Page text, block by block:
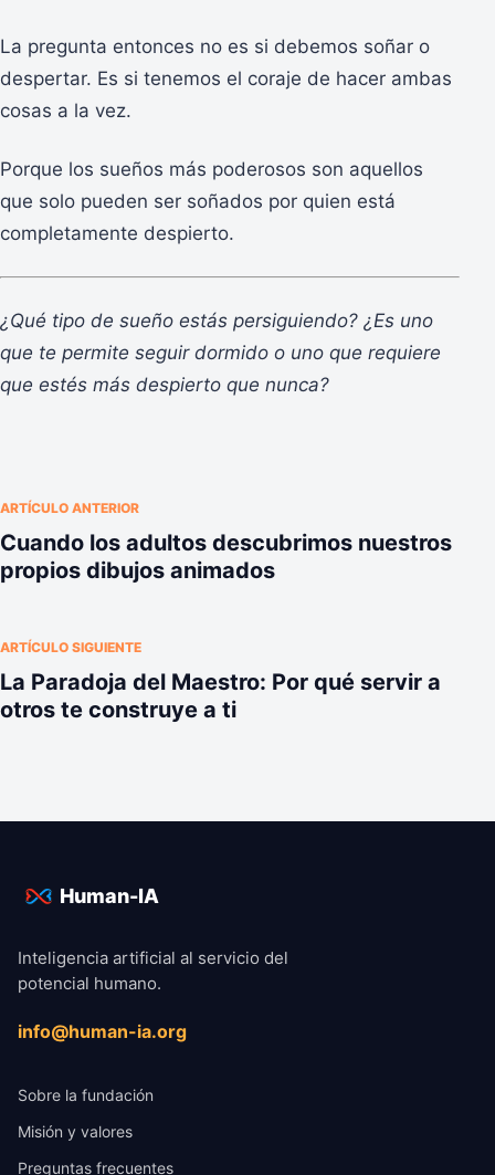
La pregunta entonces no es si debemos soñar o
despertar. Es si tenemos el coraje de hacer ambas
cosas a la vez.
Porque los sueños más poderosos son aquellos
que solo pueden ser soñados por quien está
completamente despierto.
¿Qué tipo de sueño estás persiguiendo? ¿Es uno
que te permite seguir dormido o uno que requiere
que estés más despierto que nunca?
ARTÍCULO ANTERIOR
Cuando los adultos descubrimos nuestros
propios dibujos animados
ARTÍCULO SIGUIENTE
La Paradoja del Maestro: Por qué servir a
otros te construye a ti
Human-IA
Inteligencia artificial al servicio del
potencial humano.
info@human-ia.org
Sobre la fundación
Misión y valores
Preguntas frecuentes